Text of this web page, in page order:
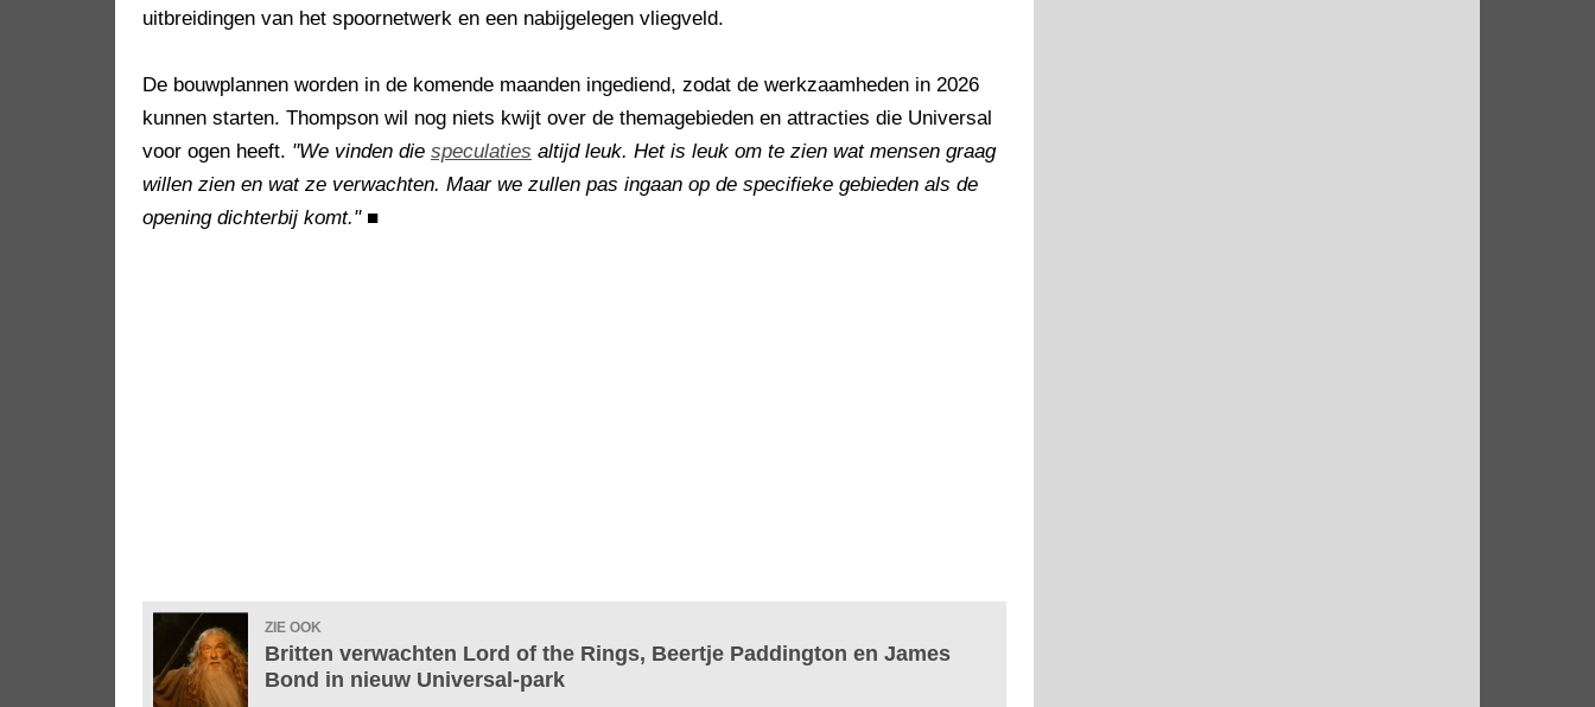
uitbreidingen van het spoornetwerk en een nabijgelegen vliegveld.
De bouwplannen worden in de komende maanden ingediend, zodat de werkzaamheden in 2026
kunnen starten. Thompson wil nog niets kwijt over de themagebieden en attracties die Universal
voor ogen heeft. "We vinden die speculaties altijd leuk. Het is leuk om te zien wat mensen graag
willen zien en wat ze verwachten. Maar we zullen pas ingaan op de specifieke gebieden als de
opening dichterbij komt." ■
ZIE OOK
Britten verwachten Lord of the Rings, Beertje Paddington en James
Bond in nieuw Universal-park